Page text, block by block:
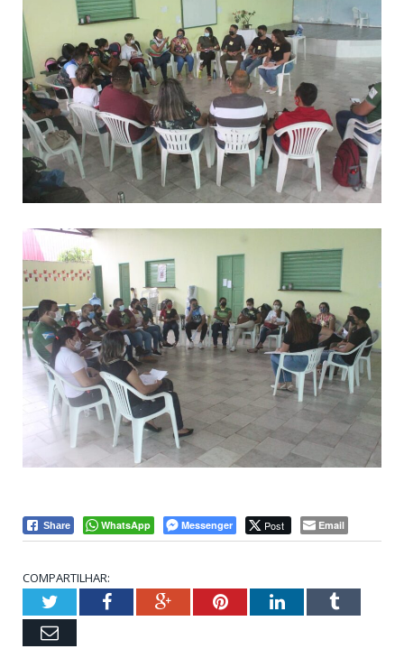
Share WhatsApp Messenger Post Email
COMPARTILHAR:
TwitterFacebookGoogle+PinterestLinkedInTumblr
Email